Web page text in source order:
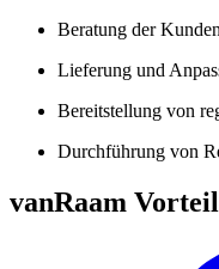
Beratung der
Lieferung und
Bereitstellung von
Durchführung von
vanRaam